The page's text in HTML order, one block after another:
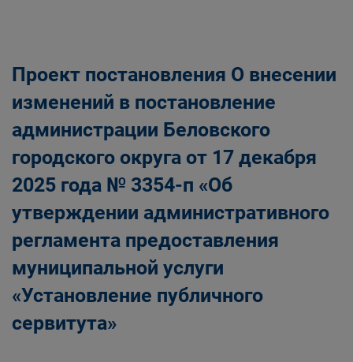
Проект постановления О внесении
изменений в постановление
администрации Беловского
городского округа от 17 декабря
2025 года № 3354-п «Об
утверждении административного
регламента предоставления
муниципальной услуги
«Установление публичного
сервитута»